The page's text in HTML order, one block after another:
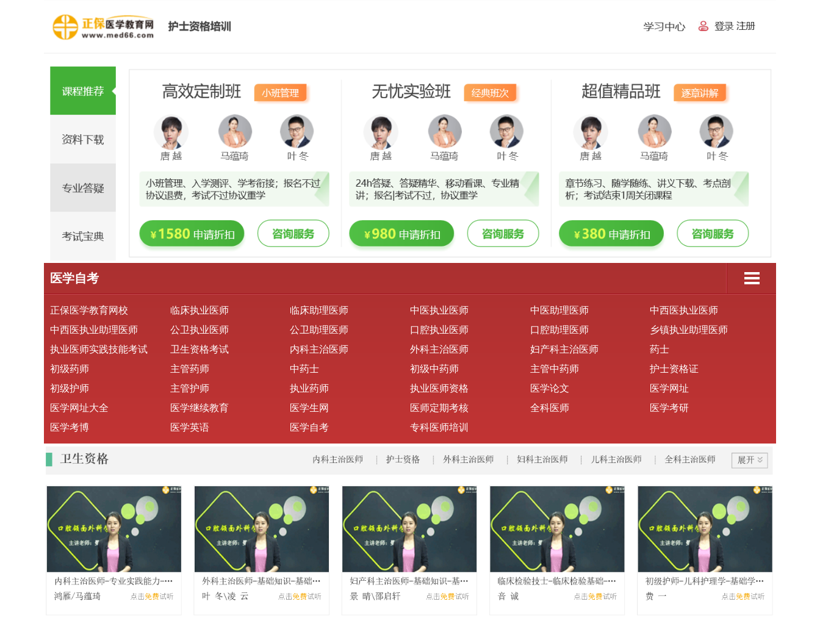
医学自考
正保医学教育网校 临床执业医师 临床助理医师 中医执业医师 中医助理医师
中西医执业医师
中西医执业助理医师
公卫执业医师 公卫助理医师 口腔执业医师 口腔助理医师
乡镇执业助理医师
执业医师实践技能考试
卫生资格考试 内科主治医师 外科主治医师 妇产科主治医师
药士
初级药师
主管药师 中药士 初级中药师 主管中药师
护士资格证
初级护师
主管护师 执业药师 执业医师资格 医学论文
医学网址
医学网址大全
医学继续教育 医学生网 医师定期考核 全科医师
医学考研
医学考博
医学英语 医学自考 专科医师培训